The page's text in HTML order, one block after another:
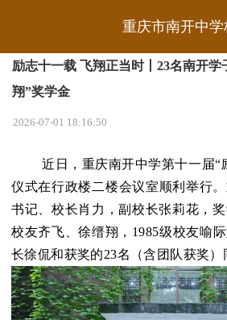
重庆市南开中学
励志十一载 飞翔正当时丨23名南开
翔”奖学金
2026-07-01 18:16:50
近日，重庆南开中学第十一届“
仪式在行政楼二楼会议室顺利举行
书记、校长肖力，副校长张莉花，
校友齐飞、徐缙翔，1985级校友喻
长徐侃和获奖的23名（含团队获奖）